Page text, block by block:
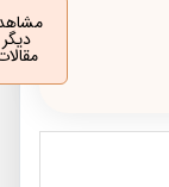
مشاهده
مقالات